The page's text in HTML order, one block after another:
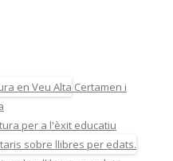
Certamen i
per a l'èxit educatiu